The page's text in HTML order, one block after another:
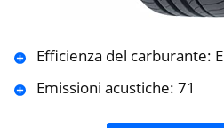
Efficienza del carburante: E
Emissioni acustiche: 71